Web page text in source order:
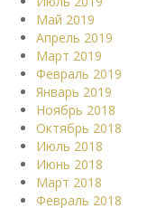
Май 2019
Апрель 2019
Март 2019
Февраль 2019
Январь 2019
Ноябрь 2018
Октябрь 2018
Июль 2018
Июнь 2018
Март 2018
Февраль 2018